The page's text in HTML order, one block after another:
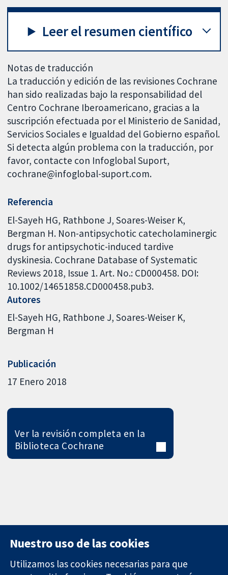
Leer el resumen científico
Notas de traducción
La traducción y edición de las revisiones Cochrane
han sido realizadas bajo la responsabilidad del
Centro Cochrane Iberoamericano, gracias a la
suscripción efectuada por el Ministerio de Sanidad,
Servicios Sociales e Igualdad del Gobierno español.
Si detecta algún problema con la traducción, por
favor, contacte con Infoglobal Suport,
cochrane@infoglobal-suport.com.
Referencia
El-Sayeh HG, Rathbone J, Soares-Weiser K,
Bergman H. Non-antipsychotic catecholaminergic
drugs for antipsychotic-induced tardive
dyskinesia. Cochrane Database of Systematic
Reviews 2018, Issue 1. Art. No.: CD000458. DOI:
10.1002/14651858.CD000458.pub3.
Autores
El-Sayeh HG Rathbone J Soares-Weiser K
Bergman H
Publicación
17 Enero 2018
Ver la revisión completa en la
Biblioteca Cochrane
Nuestro uso de las cookies
Utilizamos las cookies necesarias para que